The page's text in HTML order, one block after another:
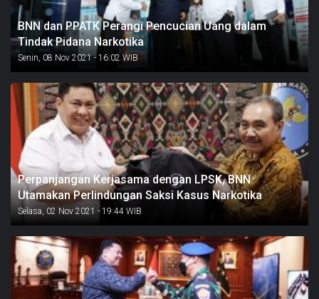
BNN dan PPATK Perangi Pencucian Uang dalam
Tindak Pidana Narkotika
Senin, 08 Nov 2021 - 16:02 WIB
Perpanjangan Kerjasama dengan LPSK, BNN
Utamakan Perlindungan Saksi Kasus Narkotika
Selasa, 02 Nov 2021 - 19:44 WIB